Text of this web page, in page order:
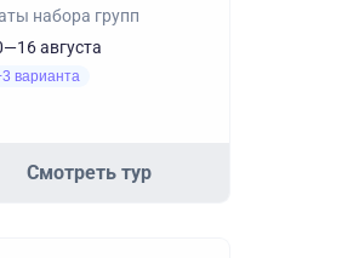
набора групп
августа
варианта
Смотреть тур